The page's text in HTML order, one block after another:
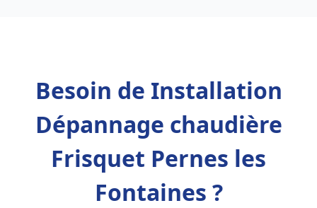
Besoin de Installation
Dépannage chaudière
Frisquet Pernes les
Fontaines ?